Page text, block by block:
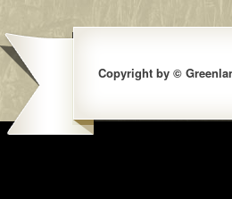
Copyright by ©